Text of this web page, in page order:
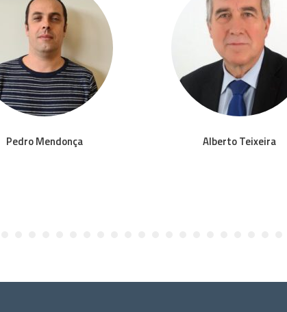
Pedro Mendonça Alberto Teixeira